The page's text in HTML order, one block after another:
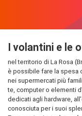
I volantini e le
nel territorio di La Rosa
è possibile fare la spesa
nei supermercati più
te, computer o elementi
dedicati agli hardware,
conosciuta per i suoi